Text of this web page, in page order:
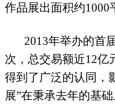
作品展出面积约1000
2013年举办的首
次，总交易额近12亿
得到了广泛的认同，
展”在秉承去年的基